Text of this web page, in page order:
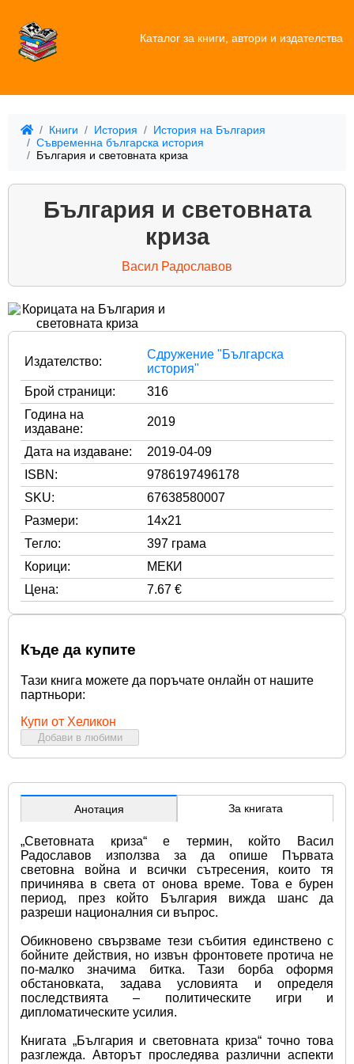
Каталог за книги, автори и издателства
Книги История
История на България
Съвременна българска история
България и световната криза
България и световната
криза
Васил Радославов
Издателство:
Сдружение "Българска
история"
Брой страници:
316
Година на
издаване:
2019
Дата на издаване:
2019-04-09
ISBN:
9786197496178
SKU:
67638580007
Размери:
14x21
Тегло:
397 грама
Корици:
МЕКИ
Цена:
7.67 €
Къде да купите
Тази книга можете да поръчате онлайн от нашите
партньори:
Купи от Хеликон
Добави в любими
Анотация За книгата
„Световната криза“ е термин, който Васил
Радославов използва за да опише Първата
световна война и всички сътресения, които тя
причинява в света от онова време. Това е бурен
период, през който България вижда шанс да
разреши националния си въпрос.
Обикновено свързваме тези събития единствено с
бойните действия, но извън фронтовете протича не
по-малко значима битка. Тази борба оформя
обстановката, задава условията и определя
последствията – политическите игри и
дипломатическите усилия.
Книгата „България и световната криза“ точно това
разглежда. Авторът проследява различни аспекти